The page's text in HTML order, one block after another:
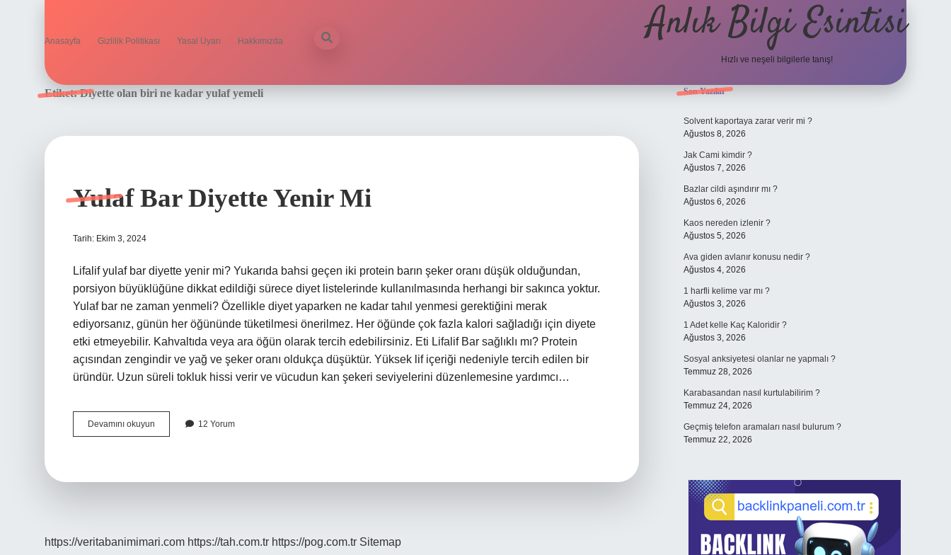
Anasayfa Gizlilik Politikası Yasal Uyarı Hakkımızda Anlık Bilgi Esintisi
Hızlı ve neşeli bilgilerle tanış!
Etiket:Diyette olan biri ne kadar yulaf yemeli
Yulaf Bar Diyette Yenir Mi
Tarih: Ekim 3, 2024
Lifalif yulaf bar diyette yenir mi? Yukarıda bahsi geçen iki protein barın şeker oranı düşük olduğundan,
porsiyon büyüklüğüne dikkat edildiği sürece diyet listelerinde kullanılmasında herhangi bir sakınca yoktur.
Yulaf bar ne zaman yenmeli? Özellikle diyet yaparken ne kadar tahıl yenmesi gerektiğini merak
ediyorsanız, günün her öğününde tüketilmesi önerilmez. Her öğünde çok fazla kalori sağladığı için diyete
etki etmeyebilir. Kahvaltıda veya ara öğün olarak tercih edebilirsiniz. Eti Lifalif Bar sağlıklı mı? Protein
açısından zengindir ve yağ ve şeker oranı oldukça düşüktür. Yüksek lif içeriği nedeniyle tercih edilen bir
üründür. Uzun süreli tokluk hissi verir ve vücudun kan şekeri seviyelerini düzenlemesine yardımcı…
Devamını okuyun
Bar
12 Yorum
https://veritabanimimari.com https://tah.com.tr https://pog.com.tr Sitemap
Sidebar
Son Yazılar
Solvent kaportaya zarar verir mi ?
Ağustos 8, 2026
Jak Cami kimdir ?
Ağustos 7, 2026
Bazlar cildi aşındırır mı ?
Ağustos 6, 2026
Kaos nereden izlenir ?
Ağustos 5, 2026
Ava giden avlanır konusu nedir ?
Ağustos 4, 2026
1 harfli kelime var mı ?
Ağustos 3, 2026
1 Adet kelle Kaç Kaloridir ?
Ağustos 3, 2026
Sosyal anksiyetesi olanlar ne yapmalı ?
Temmuz 28, 2026
Karabasandan nasıl kurtulabilirim ?
Temmuz 24, 2026
Geçmiş telefon aramaları nasıl bulurum ?
Temmuz 22, 2026